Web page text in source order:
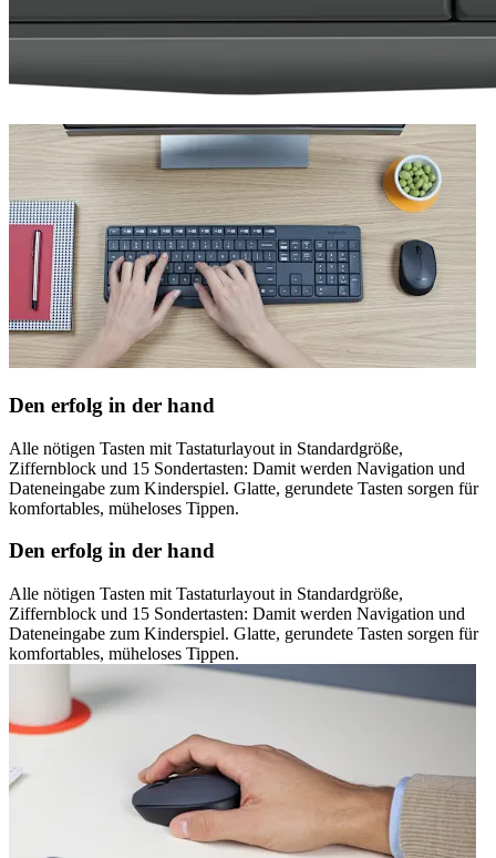
Den erfolg in der hand
Alle nötigen Tasten mit Tastaturlayout in Standardgröße,
Ziffernblock und 15 Sondertasten: Damit werden Navigation und
Dateneingabe zum Kinderspiel. Glatte, gerundete Tasten sorgen für
komfortables, müheloses Tippen.
Den erfolg in der hand
Alle nötigen Tasten mit Tastaturlayout in Standardgröße,
Ziffernblock und 15 Sondertasten: Damit werden Navigation und
Dateneingabe zum Kinderspiel. Glatte, gerundete Tasten sorgen für
komfortables, müheloses Tippen.